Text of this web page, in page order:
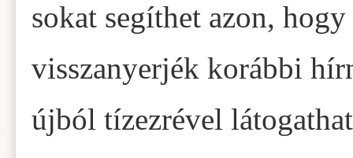
sokat segíthet azon,
visszanyerjék korábbi
újból tízezrével